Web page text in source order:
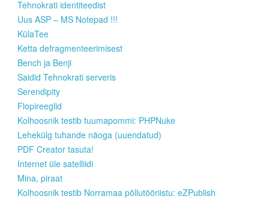
Tehnokrati identiteedist
Uus ASP – MS Notepad !!!
KülaTee
Ketta defragmenteerimisest
Bench ja Benji
Saidid Tehnokrati serveris
Serendipity
Flopireeglid
Kolhoosnik testib tuumapommi: PHPNuke
Lehekülg tuhande näoga (uuendatud)
PDF Creator tasuta!
Internet üle satelliidi
Mina, piraat
Kolhoosnik testib Norramaa põllutööriistu: eZPublish